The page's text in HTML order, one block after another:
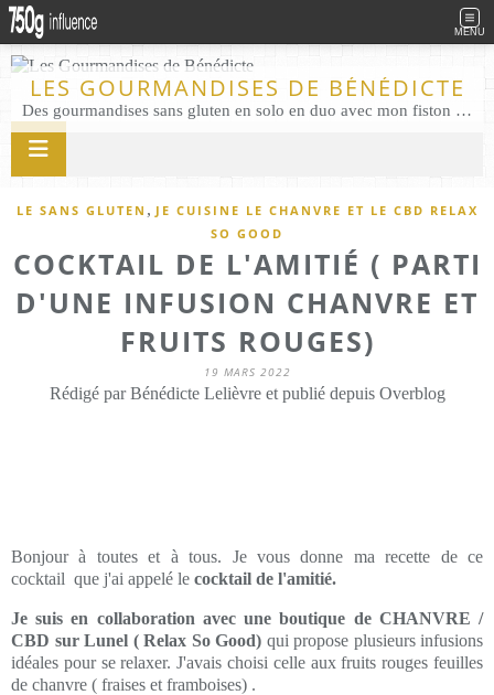
MENU
LES GOURMANDISES DE BÉNÉDICTE
Des gourmandises sans gluten en solo en duo avec mon fiston . Salé comme Sucré sans gluten éco responsable Les Gourmandises de Bénédicte gâteau produits locaux
LE SANS GLUTEN , JE CUISINE LE CHANVRE ET LE CBD RELAX
SO GOOD
COCKTAIL DE L'AMITIÉ ( PARTI
D'UNE INFUSION CHANVRE ET
FRUITS ROUGES)
19 MARS 2022
Rédigé par Bénédicte Lelièvre et publié depuis Overblog
Bonjour à toutes et à tous. Je vous donne ma recette de ce
cocktail que j'ai appelé le cocktail de l'amitié.
Je suis en collaboration avec une boutique de CHANVRE /
CBD sur Lunel ( Relax So Good) qui propose plusieurs infusions
idéales pour se relaxer. J'avais choisi celle aux fruits rouges feuilles
de chanvre ( fraises et framboises) .